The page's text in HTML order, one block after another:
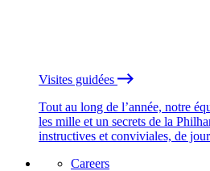
Visites guidées
Tout au long de l’année, notre
les mille et un secrets de la
instructives et conviviales, de
Careers